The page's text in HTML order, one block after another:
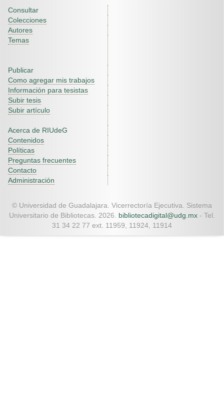
Consultar
Colecciones
Autores
Temas
Publicar
Como agregar mis trabajos
Información para tesistas
Subir tesis
Subir artículo
Acerca de RIUdeG
Contenidos
Políticas
Preguntas frecuentes
Contacto
Administración
© Universidad de Guadalajara. Vicerrectoría Ejecutiva. Sistema
Universitario de Bibliotecas. 2026. bibliotecadigital@udg.mx - Tel.
31 34 22 77 ext. 11959, 11924, 11914